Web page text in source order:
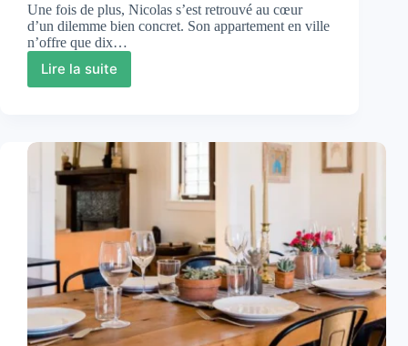
Une fois de plus, Nicolas s’est retrouvé au cœur
d’un dilemme bien concret. Son appartement en ville
n’offre que dix…
Lire la suite
Cuisine
:
comment
aménager
un
espace
fonctionnel,
élégant
et
facile
à
vivre
?